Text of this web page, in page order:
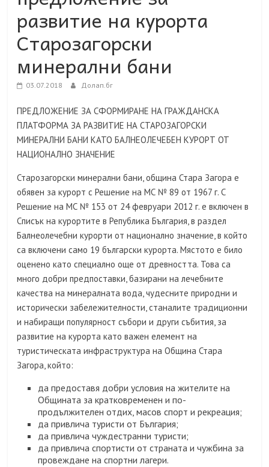
развитие на курорта
Старозагорски
минерални бани
03.07.2018 Долап.бг
ПРЕДЛОЖЕНИЕ ЗА СФОРМИРАНЕ НА ГРАЖДАНСКА
ПЛАТФОРМА ЗА РАЗВИТИЕ НА СТАРОЗАГОРСКИ
МИНЕРАЛНИ БАНИ КАТО БАЛНЕОЛЕЧЕБЕН КУРОРТ ОТ
НАЦИОНАЛНО ЗНАЧЕНИЕ
Старозагорски минерални бани, община Стара Загора е
обявен за курорт с Решение на МС № 89 от 1967 г. С
Решение на МС № 153 от 24 февруари 2012 г. е включен в
Списък на курортите в Република България, в раздел
Балнеолечебни курорти от национално значение, в който
са включени само 19 български курорта. Мястото е било
оценено като специално още от древността. Това са
много добри предпоставки, базирани на лечебните
качества на минералната вода, чудесните природни и
исторически забележителности, станалите традиционни
и набиращи популярност събори и други събития, за
развитие на курорта като важен елемент на
туристическата инфраструктура на Община Стара
Загора, който:
да предоставя добри условия на жителите на
Общината за кратковременен и по-
продължителен отдих, масов спорт и рекреация;
да привлича туристи от България;
да привлича чуждестранни туристи;
да привлича спортисти от страната и чужбина за
провеждане на спортни лагери.